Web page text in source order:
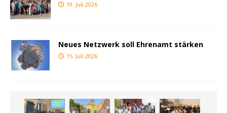
19. Juli 2026
Neues Netzwerk soll Ehrenamt stärken
15. Juli 2026